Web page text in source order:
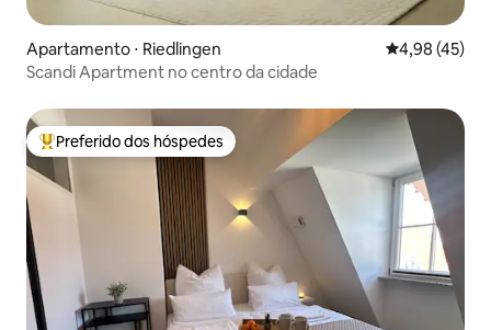
Apartamento ⋅ Riedlingen 4,98 de uma
4,98 (45)
Scandi Apartment no centro da cidade
Entre os melhores preferidos dos hóspedes
Preferido dos hóspedes